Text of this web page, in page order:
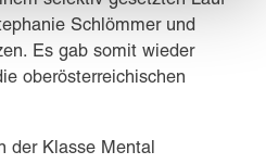
Schlömmer und
Es gab somit wieder
oberösterreichischen
der Klasse Mental